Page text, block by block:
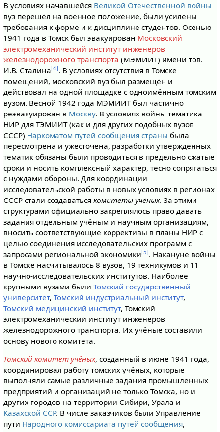
В условиях начавшейся Великой Отечественной войны
вуз перешёл на военное положение, были усилены
требования к форме и к дисциплине студентов. Осенью
1941 года в Томск был эвакуирован Московский
электромеханический институт инженеров
железнодорожного транспорта (МЭМИИТ) имени тов.
И.В. Сталина[4]. В условиях отсутствия в Томске
помещений, московский вуз был размещён и
действовал на одной площадке с одноимённым томским
вузом. Весной 1942 года МЭМИИТ был частично
реэвакуирован в Москву. В условиях войны тематика
НИР для ТЭМИИТ (как и для других подобных вузов
СССР) Наркоматом путей сообщения страны была
пересмотрена и ужесточена, разработки утверждённых
тематик обязаны были проводиться в предельно сжатые
сроки и носить комплексный характер, тесно сопрягаться
с нуждами обороны. Для координации
исследовательской работы в новых условиях в регионах
СССР стали создаваться комитеты учёных. За этими
структурами официально закреплялось право давать
задания отдельным учёным и научным организациям,
вносить соответствующие коррективы в планы НИР с
целью соединения исследовательских программ с
запросами региональной экономики[5]. Накануне войны
в Томске насчитывалось 8 вузов, 19 техникумов и 11
научно-исследовательских институтов. Наиболее
крупными вузами были Томский государственный
университет, Томский индустриальный институт,
Томский медицинский институт, Томский
электромеханический институт инженеров
железнодорожного транспорта. Их учёные составили
основу нового комитета.
Томский комитет учёных, созданный в июне 1941 года,
координировал работу томских учёных, которые
выполняли самые различные задания промышленных
предприятий и организаций не только Томска, но и
других городов на территории Сибири, Урала и
Казахской ССР. В числе заказчиков были Управление
пути Народного комиссариата путей сообщения,